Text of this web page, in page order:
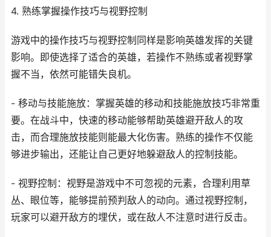
4. 熟练掌握操作技巧与视野控制
游戏中的操作技巧与视野控制同样是影响英雄发挥的关键
影响。即使选择了适合的英雄，若操作不熟练或者视野掌
握不当，依然可能错失良机。
- 移动与技能施放：掌握英雄的移动和技能施放技巧非常重
要。在战斗中，快速的移动能够帮助英雄避开敌人的攻
击，而合理施放技能则能最大化伤害。熟练的操作不仅能
够进步输出，还能让自己更好地躲避敌人的控制技能。
- 视野控制：视野是游戏中不可忽视的元素，合理利用草
丛、眼位等，能够提前预判敌人的动向。通过视野控制，
玩家可以避开敌方的埋伏，或在敌人不注意时进行反击。